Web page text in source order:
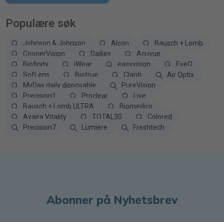
Populære søk
Johnson & Johnson Alcon
Bausch + Lomb
CooperVision
Dailies
Acuvue
Biofinity
iWear easyvision
EyeQ
SofLens
Biotrue Clariti
Air Optix
MyDay daily disposable
PureVision
Precision1
Proclear
Live
Bausch + Lomb ULTRA
Biomedics
Avaira Vitality
TOTAL30
Colored
Precision7
Lumiere Freshtech
Abonner på Nyhetsbrev